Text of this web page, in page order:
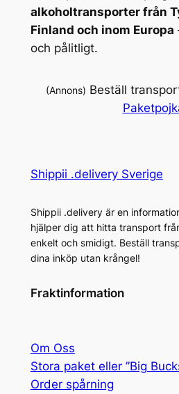
alkoholtransporter från
Finland och inom Europa
och pålitligt.
(Annons) Beställ
Shippii .delivery Sverige
Shippii .delivery är en
hjälper dig att hitta transport
enkelt och smidigt. Beställ
dina inköp utan krångel!
Fraktinformation
Om Oss
Stora paket eller ”Big
Order spårning